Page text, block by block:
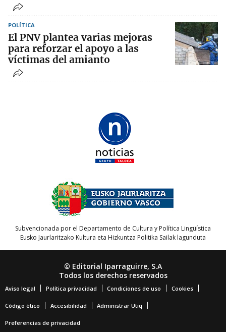
POLÍTICA
El PNV plantea varias mejoras
para reforzar el apoyo a las
víctimas del amianto
Subvencionada por el Departamento de Cultura y Política Lingüística
Eusko Jaurlaritzako Kultura eta Hizkuntza Politika Sailak lagunduta
© Editorial Iparraguirre, S.A
Todos los derechos reservados
Aviso legal Política privacidad Condiciones de uso Cookies
Código ético Accesibilidad Administrar Utiq
Preferencias de privacidad